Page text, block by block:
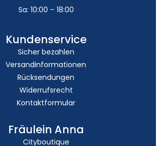
Sa: 10:00 – 18:00
Kundenservice
Sicher bezahlen
Versandinformationen
Rücksendungen
Widerrufsrecht
Kontaktformular
Fräulein Anna
Cityboutique